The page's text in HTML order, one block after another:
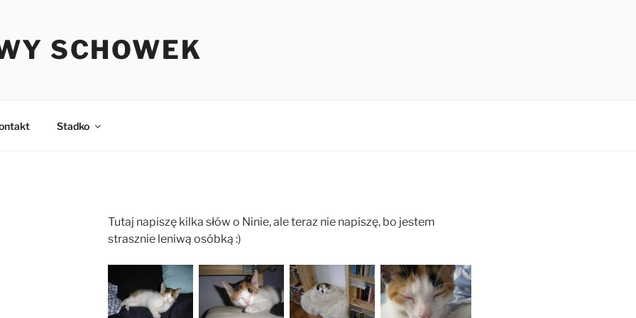
SCHOWEK
Stadko
Tutaj napiszę kilka słów o Ninie, ale teraz nie napiszę, bo jestem
strasznie leniwą osóbką :)